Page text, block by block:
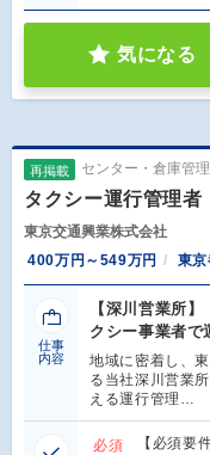
気になる
再掲載 センター・倉庫管
タクシー運行管理者
東京交通興業株式会社
400万円～549万円
東京
仕事
内容
【深川営業所
クシー事業者で
地域に密着し、
る当社深川営業
える運行管理…
必須
【必須要